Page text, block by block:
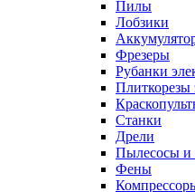
Пилы
Лобзики
Фрезеры
Рубанки
Плиткорезы
Станки
Дрели
Пылесосы и
Фены